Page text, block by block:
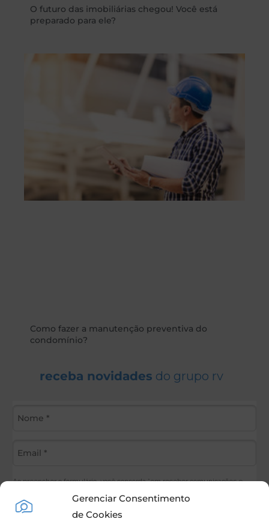
Gerenciar Consentimento
de Cookies
O futuro das imobiliárias chegou! Você está
preparado para ele?
Como fazer a manutenção preventiva do
condomínio?
receba novidades do grupo rv
Ao preencher o formulário, você concorda *em receber comunicações e
poderemos enviar informações sobre produtos e serviços. Ao informar seus
dados, você concorda com a